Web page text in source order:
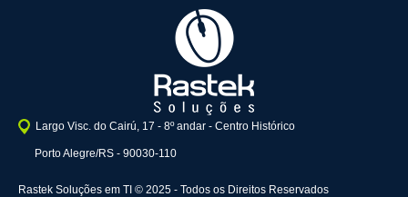
Largo Visc. do Cairú, 17 - 8º andar - Centro Histórico
Porto Alegre/RS - 90030-110
Rastek Soluções em TI © 2025 - Todos os Direitos Reservados